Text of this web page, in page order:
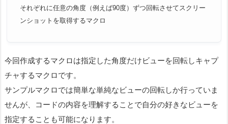
それぞれに任意の角度（例えば90度） ずつ回転させてスクリー
ンショットを取得するマクロ
今回作成するマクロは指定した角度だけビューを回転しキャプ
チャするマクロです。
サンプルマクロでは簡単な単純なビューの回転しか行っていま
せんが、コードの内容を理解することで自分の好きなビューを
指定することも可能になります。